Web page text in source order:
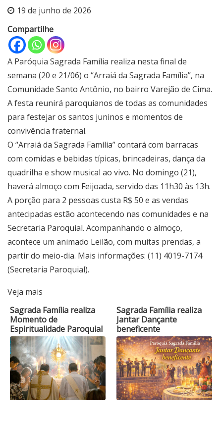
19 de junho de 2026
Compartilhe
A Paróquia Sagrada Família realiza nesta final de
semana (20 e 21/06) o “Arraiá da Sagrada Família”, na
Comunidade Santo Antônio, no bairro Varejão de Cima.
A festa reunirá paroquianos de todas as comunidades
para festejar os santos juninos e momentos de
convivência fraternal.
O “Arraiá da Sagrada Família” contará com barracas
com comidas e bebidas típicas, brincadeiras, dança da
quadrilha e show musical ao vivo. No domingo (21),
haverá almoço com Feijoada, servido das 11h30 às 13h.
A porção para 2 pessoas custa R$ 50 e as vendas
antecipadas estão acontecendo nas comunidades e na
Secretaria Paroquial. Acompanhando o almoço,
acontece um animado Leilão, com muitas prendas, a
partir do meio-dia. Mais informações: (11) 4019-7174
(Secretaria Paroquial).
Veja mais
Sagrada Família realiza
Momento de
Espiritualidade Paroquial
Sagrada Família realiza
Jantar Dançante
beneficente